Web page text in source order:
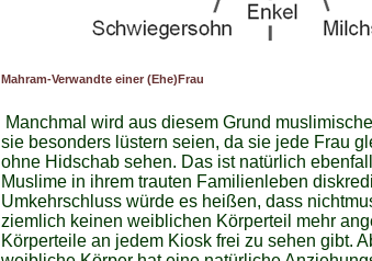
Mahram-Verwandte einer (Ehe)Frau
Manchmal wird aus diesem Grund
sie besonders lüstern seien, da sie jede Frau
ohne Hidschab sehen. Das ist natürlich
Muslime in ihrem trauten Familienleben
Umkehrschluss würde es heißen, dass
ziemlich keinen weiblichen Körperteil mehr
Körperteile an jedem Kiosk frei zu sehen gibt.